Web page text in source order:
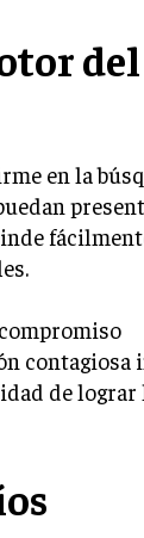
del
en la
contagiosa
de lograr